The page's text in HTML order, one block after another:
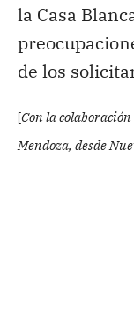
la Casa
de los
[Con la
Mendoza, desde